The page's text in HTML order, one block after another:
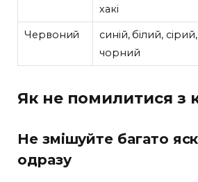
хакі
Червоний
синій, білий, сірий,
чорний
Як не помилитися з
Не змішуйте багато
одразу